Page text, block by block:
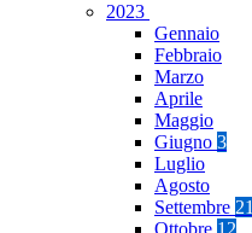
2023
Gennaio
Febbraio
Marzo
Aprile
Maggio
Giugno 3
Luglio
Agosto
Settembre 21